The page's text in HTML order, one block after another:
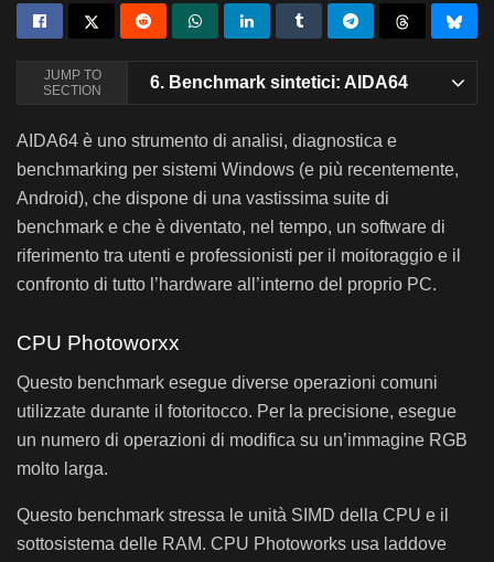
JUMP TO
SECTION
6. Benchmark sintetici: AIDA64
AIDA64 è uno strumento di analisi, diagnostica e
benchmarking per sistemi Windows (e più recentemente,
Android), che dispone di una vastissima suite di
benchmark e che è diventato, nel tempo, un software di
riferimento tra utenti e professionisti per il moitoraggio e il
confronto di tutto l’hardware all’interno del proprio PC.
CPU Photoworxx
Questo benchmark esegue diverse operazioni comuni
utilizzate durante il fotoritocco. Per la precisione, esegue
un numero di operazioni di modifica su un’immagine RGB
molto larga.
Questo benchmark stressa le unità SIMD della CPU e il
sottosistema delle RAM. CPU Photoworks usa laddove